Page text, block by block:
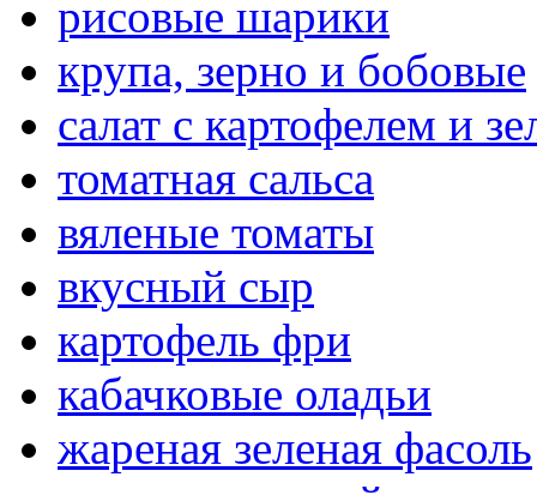
рисовые шарики
крупа, зерно и бобовые
салат с картофелем и
томатная сальса
вяленые томаты
вкусный сыр
картофель фри
кабачковые оладьи
жареная зеленая фасоль